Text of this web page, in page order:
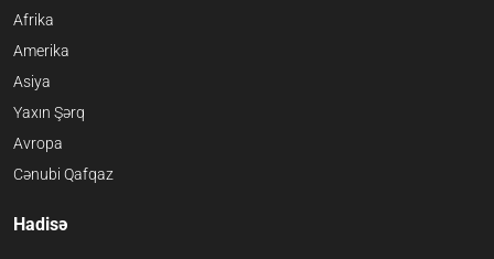
Afrika
Amerika
Asiya
Yaxın Şərq
Avropa
Cənubi Qafqaz
Hadisə